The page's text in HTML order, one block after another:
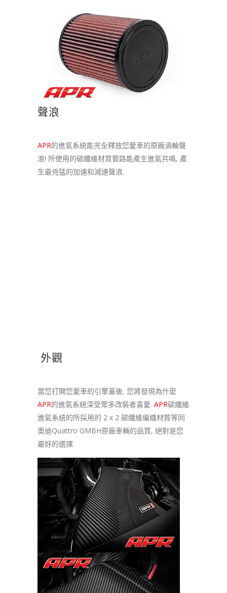
聲浪
APR的進氣系統能完全釋放您愛車的原廠渦輪聲
浪! 所使用的碳纖維材質管路能產生進氣共鳴, 產
生最兇猛的加速和減速聲浪.
外觀
當您打開您愛車的引擎蓋後, 您將發現為什麼
APR的進氣系統深受眾多改裝者喜愛. APR碳纖維
進氣系統的所採用的 2 x 2 碳纖維編織材質等同
奧迪Quattro GMBH原廠車輛的品質, 絕對是您
最好的選擇.